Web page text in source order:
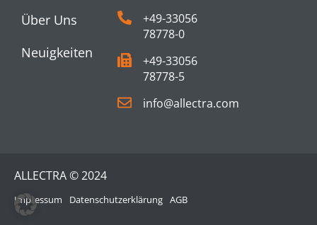
Über Uns
Neuigkeiten
+49-33056
78778-0
+49-33056
78778-5
info@allectra.com
ALLECTRA © 2024
Impressum Datenschutzerklärung AGB